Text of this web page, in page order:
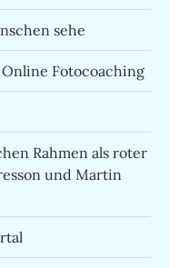
sehe
Fotocoaching
Rahmen als roter
und Martin